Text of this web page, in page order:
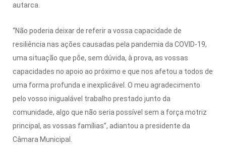
autarca.
“Não poderia deixar de referir a vossa capacidade de
resiliência nas ações causadas pela pandemia da COVID-19,
uma situação que põe, sem dúvida, à prova, as vossas
capacidades no apoio ao próximo e que nos afetou a todos de
uma forma profunda e inexplicável. O meu agradecimento
pelo vosso inigualável trabalho prestado junto da
comunidade, algo que não seria possível sem a força motriz
principal, as vossas famílias”, adiantou a presidente da
Câmara Municipal.